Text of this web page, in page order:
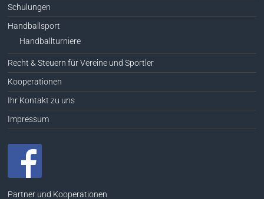
Schulungen
Handballsport
Handballturniere
Recht & Steuern für Vereine und Sportler
Kooperationen
Ihr Kontakt zu uns
Impressum
Partner und Kooperationen